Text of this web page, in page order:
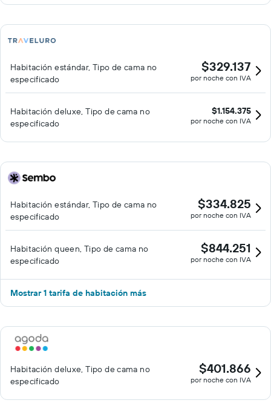
Habitación estándar, Tipo de cama no
especificado
$329.137
por noche con IVA
Habitación deluxe, Tipo de cama no
especificado
$1.154.375
por noche con IVA
Habitación estándar, Tipo de cama no
especificado
$334.825
por noche con IVA
Habitación queen, Tipo de cama no
especificado
$844.251
por noche con IVA
Mostrar 1 tarifa de habitación más
Habitación deluxe, Tipo de cama no
especificado
$401.866
por noche con IVA